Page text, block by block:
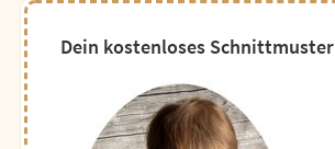
Seitenspalte
Dein kostenloses Schnittmuster